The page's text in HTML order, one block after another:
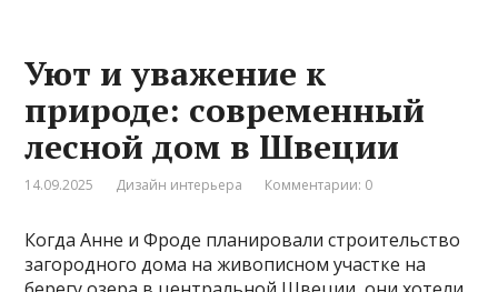
Уют и уважение к
природе: современный
лесной дом в Швеции
14.09.2025 Дизайн интерьера Комментарии: 0
Когда Анне и Фроде планировали строительство
загородного дома на живописном участке на